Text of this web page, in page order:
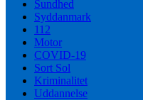
Sundhed
Syddanmark
112
Motor
COVID-19
Sort Sol
Kriminalitet
Uddannelse